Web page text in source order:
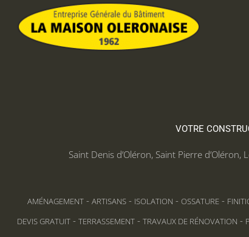
VOTRE
Saint Denis d’Oléron, Saint Pierre d’Oléron,
AMÉNAGEMENT - ARTISANS - ISOLATION - OSSATURE -
DEVIS GRATUIT - TERRASSEMENT - TRAVAUX DE RÉNOVATION -